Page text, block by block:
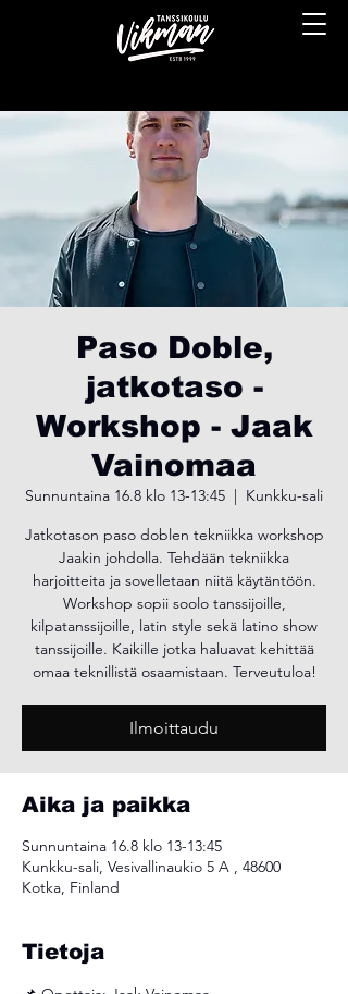
Paso Doble,
jatkotaso -
Workshop - Jaak
Vainomaa
Sunnuntaina 16.8 klo 13-13:45
  |
Kunkku-sali
Jatkotason paso doblen tekniikka workshop
Jaakin johdolla. Tehdään tekniikka
harjoitteita ja sovelletaan niitä käytäntöön.
Workshop sopii soolo tanssijoille,
kilpatanssijoille, latin style sekä latino show
tanssijoille. Kaikille jotka haluavat kehittää
omaa teknillistä osaamistaan. Terveutuloa!
Ilmoittaudu
Aika ja paikka
Sunnuntaina 16.8 klo 13-13:45
Kunkku-sali, Vesivallinaukio 5 A , 48600
Kotka, Finland
Tietoja